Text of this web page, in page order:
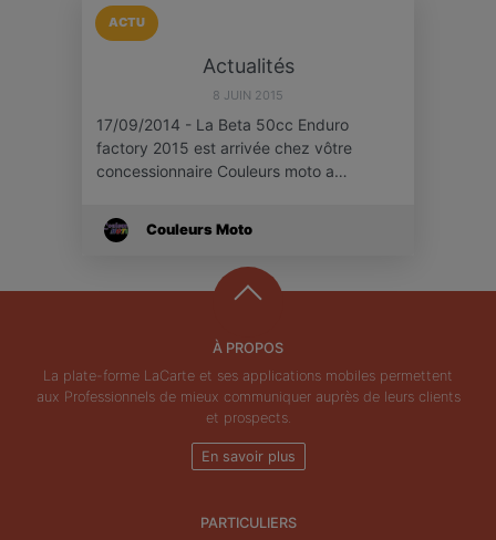
ACTU
Actualités
8 JUIN 2015
17/09/2014 - La Beta 50cc Enduro
factory 2015 est arrivée chez vôtre
concessionnaire Couleurs moto a…
Couleurs Moto
À PROPOS
La plate-forme LaCarte et ses applications mobiles permettent
aux Professionnels de mieux communiquer auprès de leurs clients
et prospects.
En savoir plus
PARTICULIERS